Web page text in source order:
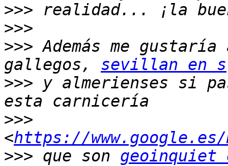
>>>
>>>
>>> Además me
gallegos, sevillan en s
>>> y almerienses si
>>>
<https://www.google.es/
>>> que son geoinquiet